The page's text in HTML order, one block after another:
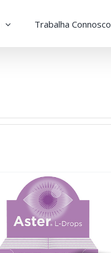
Trabalha Connosco